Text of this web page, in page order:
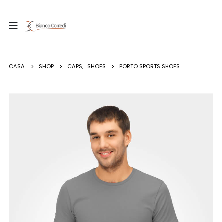
CASA SHOP CAPS, SHOES PORTO SPORTS SHOES